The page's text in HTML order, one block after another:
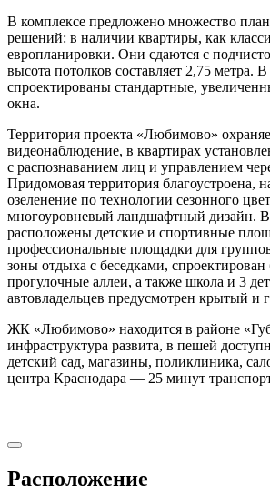
В комплексе предложено множество
решений: в наличии квартиры, как
европланировки. Они сдаются с
высота потолков составляет 2,75 метра.
спроектированы стандартные,
окна.
Территория проекта «Любимово»
видеонаблюдение, в квартирах
с распознаванием лиц и управлением
Придомовая территория благоустроена,
озеленение по технологии сезонного
многоуровневый ландшафтный дизайн.
расположены детские и спортивные
профессиональные площадки для
зоны отдыха с беседками, спроектирован
прогулочные аллеи, а также школа и 3
автовладельцев предусмотрен крытый и
ЖК «Любимово» находится в районе
инфраструктура развита, в пешей
детский сад, магазины, поликлиника,
центра Краснодара — 25 минут
Расположение